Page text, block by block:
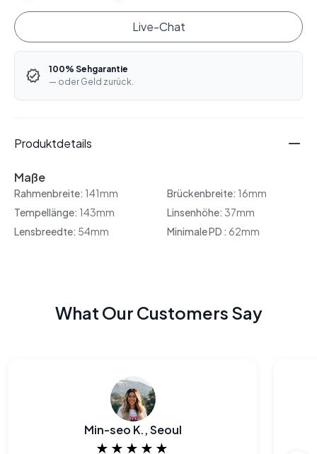
Live-Chat
100% Sehgarantie
— oder Geld zurück.
Produktdetails
Maße
Rahmenbreite: 141mm Brückenbreite: 16mm
Tempellänge: 143mm Linsenhöhe: 37mm
Lensbreedte: 54mm Minimale PD : 62mm
What Our Customers Say
Min-seo K., Seoul
★★★★★